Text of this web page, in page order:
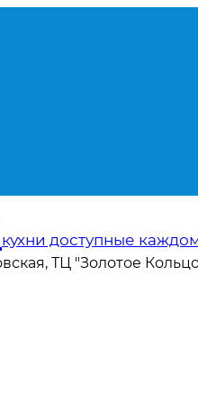
кухни доступные
ТЦ "Золотое